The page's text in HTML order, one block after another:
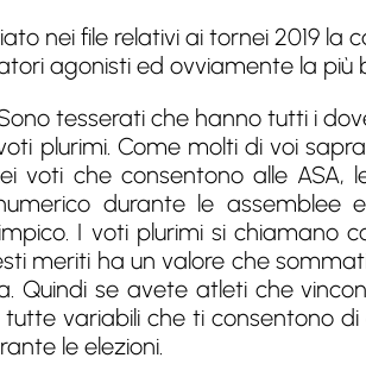
nei file relativi ai tornei 2019 la
agonisti ed ovviamente la più
tesserati che hanno tutti i
plurimi. Come molti di voi
voti che consentono alle ASA,
durante le
I voti plurimi si chiamano
meriti ha un valore che
Quindi se avete atleti che
tutte variabili che ti consentono
le elezioni.